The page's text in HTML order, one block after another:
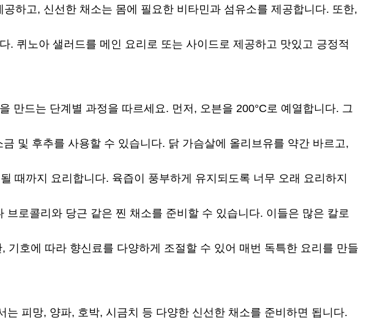
하고, 신선한 채소는 몸에 필요한 비타민과 섬유소를 제공합니다. 또한,
퀴노아 샐러드를 메인 요리로 또는 사이드로 제공하고 맛있고 긍정적
만드는 단계별 과정을 따르세요. 먼저, 오븐을 200°C로 예열합니다. 그
및 후추를 사용할 수 있습니다. 닭 가슴살에 올리브유를 약간 바르고,
때까지 요리합니다. 육즙이 풍부하게 유지되도록 너무 오래 요리하지
로콜리와 당근 같은 찐 채소를 준비할 수 있습니다. 이들은 많은 칼로
호에 따라 향신료를 다양하게 조절할 수 있어 매번 독특한 요리를 만들
피망, 양파, 호박, 시금치 등 다양한 신선한 채소를 준비하면 됩니다.